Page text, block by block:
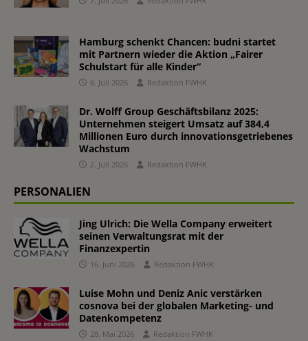
Hamburg schenkt Chancen: budni startet
mit Partnern wieder die Aktion „Fairer
Schulstart für alle Kinder“
6. Juli 2026 Redaktion FWHK
Dr. Wolff Group Geschäftsbilanz 2025:
Unternehmen steigert Umsatz auf 384,4
Millionen Euro durch innovationsgetriebenes
Wachstum
2. Juli 2026 Redaktion FWHK
PERSONALIEN
Jing Ulrich: Die Wella Company erweitert
seinen Verwaltungsrat mit der
Finanzexpertin
16. Juni 2026 Redaktion FWHK
Luise Mohn und Deniz Anic verstärken
cosnova bei der globalen Marketing- und
Datenkompetenz
28. Mai 2026 Redaktion FWHK